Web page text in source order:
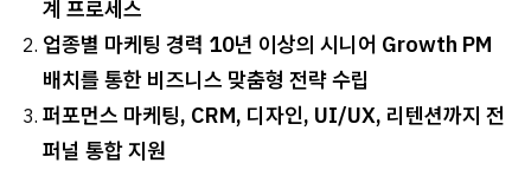
계 프로세스
업종별 마케팅 경력 10년 이상의 시니어 Growth PM
배치를 통한 비즈니스 맞춤형 전략 수립
퍼포먼스 마케팅, CRM, 디자인, UI/UX, 리텐션까지 전
퍼널 통합 지원